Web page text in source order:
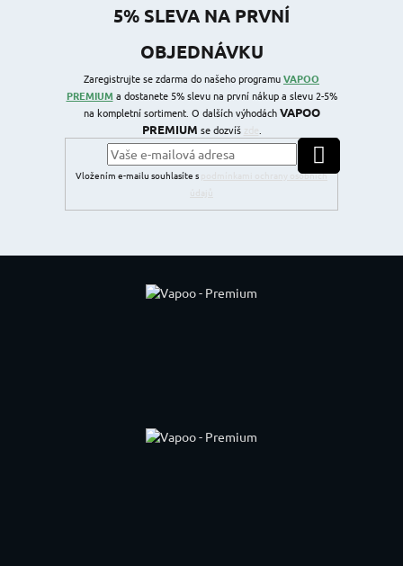
5% SLEVA NA PRVNÍ
OBJEDNÁVKU
Zaregistrujte se zdarma do našeho programuVAPOO
PREMIUMa dostanete 5% slevu na první nákup a slevu 2-5%
na kompletní sortiment. O dalších výhodáchVAPOO
PREMIUM se dozvíš .
Vložením e-mailu souhlasíte s
podmínkami ochrany osobních